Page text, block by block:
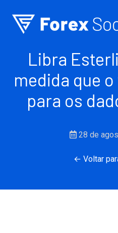
Libra
medida que
para os
28 de
← Voltar